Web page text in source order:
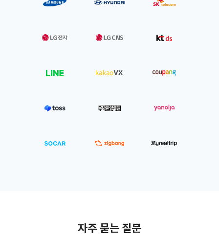
자주 묻는 질문